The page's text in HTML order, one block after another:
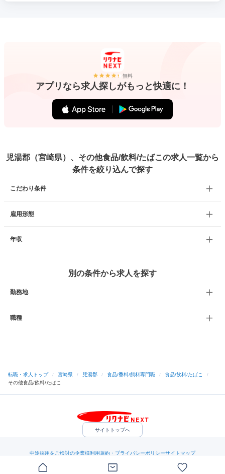
無料
アプリなら求人探しがもっと快適に！
児湯郡（宮崎県）、その他食品/飲料/たばこの求人一覧から
条件を絞り込んで探す
こだわり条件
雇用形態
年収
別の条件から求人を探す
勤務地
職種
転職・求人トップ / 宮崎県 / 児湯郡 / 食品/香料/飼料専門職 / 食品/飲料/たばこ
/
その他食品/飲料/たばこ
サイトトップへ
中途採用をご検討の企業様利用規約・プライバシーポリシーサイトマップ
（C）Indeed Inc.